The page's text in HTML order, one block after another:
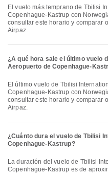
El vuelo más temprano de Tbilisi International Airport a Aeropuerto de
Copenhague-Kastrup con
consultar este horario y comparar
Airpaz.
¿A qué hora sale el último vuelo
Aeropuerto de Copenhague-
El último vuelo de Tbilisi International Airport a Aeropuerto de
Copenhague-Kastrup con
consultar este horario y comparar
Airpaz.
¿Cuánto dura el vuelo de Tbilisi
Copenhague-Kastrup?
La duración del vuelo de Tbilisi International Airport a Aeropuerto de
Copenhague-Kastrup es de